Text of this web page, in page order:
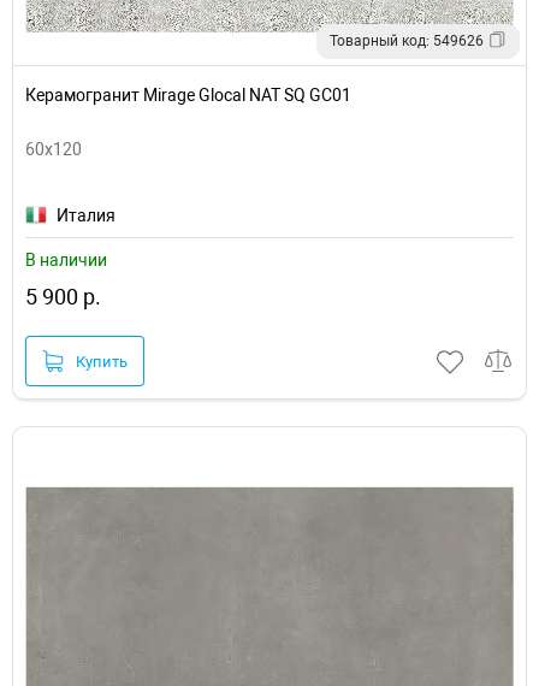
Товарный код: 549626
Керамогранит Mirage Glocal NAT SQ GC01
60x120
Италия
В наличии
5 900 р.
Купить